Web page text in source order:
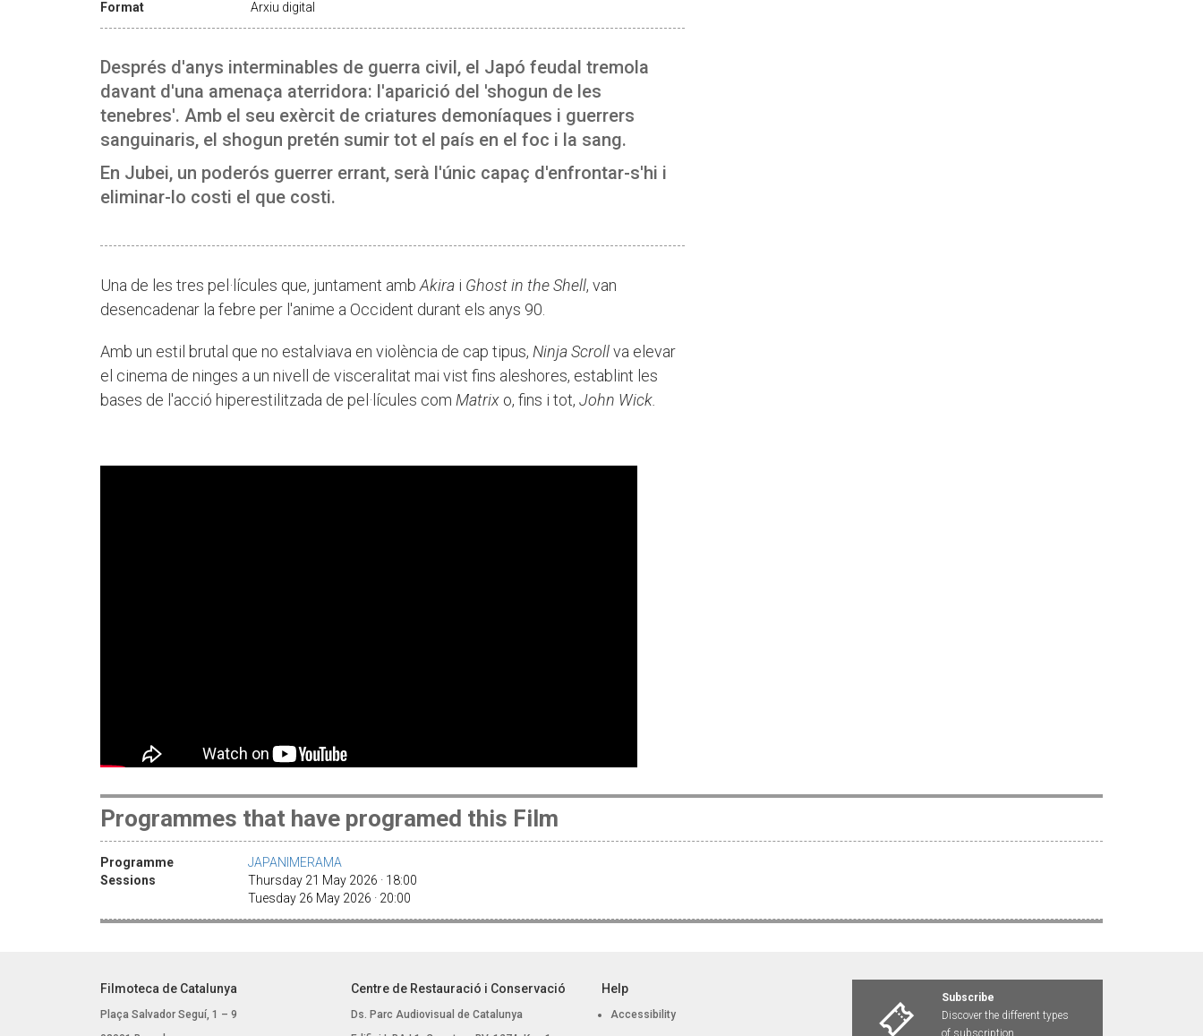
Format Arxiu digital
Després d'anys interminables de guerra civil, el Japó feudal tremola
davant d'una amenaça aterridora: l'aparició del 'shogun de les
tenebres'. Amb el seu exèrcit de criatures demoníaques i guerrers
sanguinaris, el shogun pretén sumir tot el país en el foc i la sang.
En Jubei, un poderós guerrer errant, serà l'únic capaç d'enfrontar-s'hi i
eliminar-lo costi el que costi.
Una de les tres pel·lícules que, juntament amb Akira i Ghost in the Shell, van
desencadenar la febre per l'anime a Occident durant els anys 90.
Amb un estil brutal que no estalviava en violència de cap tipus, Ninja Scrollva elevar
el cinema de ninges a un nivell de visceralitat mai vist fins aleshores, establint les
bases de l'acció hiperestilitzada de pel·lícules com Matrix o, fins i tot, John Wick.
Programmes that have programed this Film
Programme
JAPANIMERAMA
Sessions
Thursday 21 May 2026 · 18:00
Tuesday 26 May 2026 · 20:00
Filmoteca de Catalunya
Plaça Salvador Seguí, 1 – 9
Centre de Restauració i Conservació
Ds. Parc Audiovisual de Catalunya
Help
Accessibility
Subscribe
Discover the different types